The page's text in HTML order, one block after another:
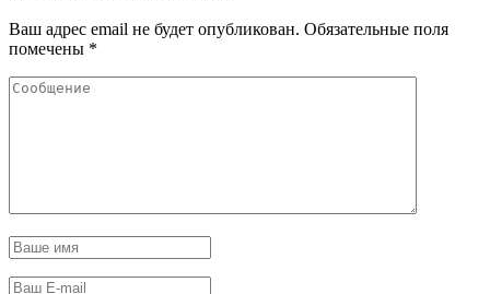
Ваш адрес email не будет опубликован. Обязательные поля
помечены *